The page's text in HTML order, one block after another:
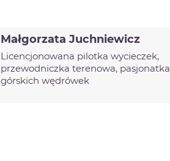
Małgorzata Juchniewicz
Licencjonowana pilotka wycieczek,
przewodniczka terenowa, pasjonatka
górskich wędrówek